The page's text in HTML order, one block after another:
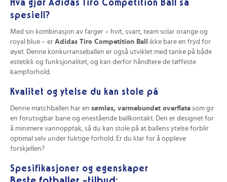
Hva gjør Adidas Tiro Competition Ball så
spesiell?
Med sin kombinasjon av farger – hvit, svart, team solar orange og
royal blue – er Adidas Tiro Competition Ball
ikke bare en fryd for
øyet. Denne konkurranseballen er også utviklet med tanke på både
estetikk og funksjonalitet, og kan derfor håndtere de tøffeste
kampforhold.
Kvalitet og ytelse du kan stole på
Denne matchballen har en sømløs, varmebundet overflate som gir
en forutsigbar bane og enestående ballkontakt. Den er designet for
å minimere vannopptak, så du kan stole på at ballens ytelse forblir
optimal selv under fuktige forhold. Er du klar for å oppleve
forskjellen?
Spesifikasjoner og egenskaper